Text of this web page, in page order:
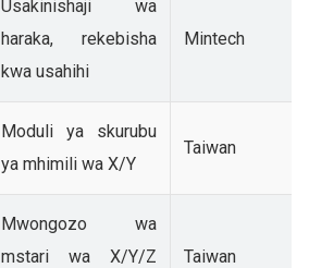
Usakinishaji wa
haraka, rekebisha
kwa usahihi
Mintech
Moduli ya skurubu
ya mhimili wa X/Y
Taiwan
Mwongozo wa
mstari wa X/Y/Z
Taiwan